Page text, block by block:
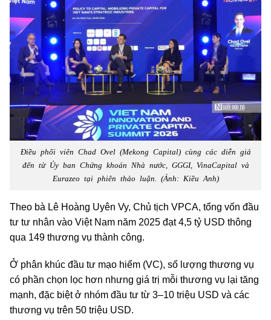
Điều phối viên Chad Ovel (Mekong Capital) cùng các diễn giả
đến từ Ủy ban Chứng khoán Nhà nước, GGGI, VinaCapital và
Eurazeo tại phiên thảo luận. (Ảnh: Kiều Anh)
Theo bà Lê Hoàng Uyên Vy, Chủ tịch VPCA, tổng vốn đầu
tư tư nhân vào Việt Nam năm 2025 đạt 4,5 tỷ USD thông
qua 149 thương vụ thành công.
Ở phân khúc đầu tư mạo hiểm (VC), số lượng thương vụ
có phần chọn lọc hơn nhưng giá trị mỗi thương vụ lại tăng
mạnh, đặc biệt ở nhóm đầu tư từ 3–10 triệu USD và các
thương vụ trên 50 triệu USD.